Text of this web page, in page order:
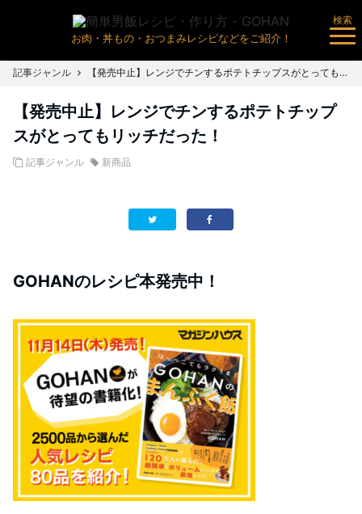
お肉・丼もの・おつまみレシピなどをご紹介！
検索
記事ジャンル 【発売中止】レンジでチンするポテトチップスがとってもリッチだった！
【発売中止】レンジでチンするポテトチップ
スがとってもリッチだった！
記事ジャンル 新商品
GOHANのレシピ本発売中！